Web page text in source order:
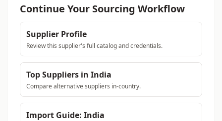
Continue Your Sourcing Workflow
Supplier Profile
Review this supplier's full catalog and credentials.
Top Suppliers in India
Compare alternative suppliers in-country.
Import Guide: India